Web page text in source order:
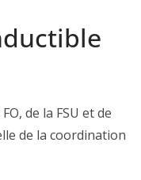
de la FSU et de
de la coordination